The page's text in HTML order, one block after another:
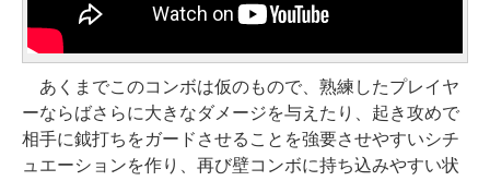
あくまでこのコンボは仮のもので、熟練したプレイヤ
ーならばさらに大きなダメージを与えたり、起き攻めで
相手に鉞打ちをガードさせることを強要させやすいシチ
ュエーションを作り、再び壁コンボに持ち込みやすい状